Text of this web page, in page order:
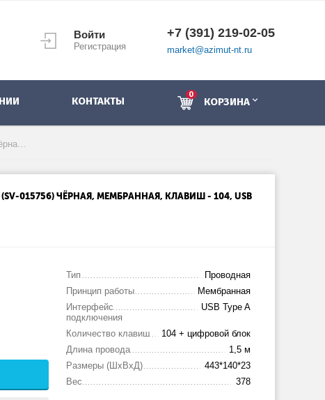
Войти
Регистрация
+7 (391) 219-02-05
market@azimut-nt.ru
КОНТАКТЫ
0
КОРЗИНА
Клавиатура SVEN KB-S300 (SV-015756) чёрная, мембранная, клавиш - 104, USB Type-A
(SV-015756) ЧЁРНАЯ, МЕМБРАННАЯ, КЛАВИШ - 104, USB
Тип
Проводная
Принцип работы
Мембранная
Интерфейс
подключения
USB Type A
Количество клавиш
104 + цифровой блок
Длина провода
1,5 м
Размеры (ШxВxД)
443*140*23
Вес
378